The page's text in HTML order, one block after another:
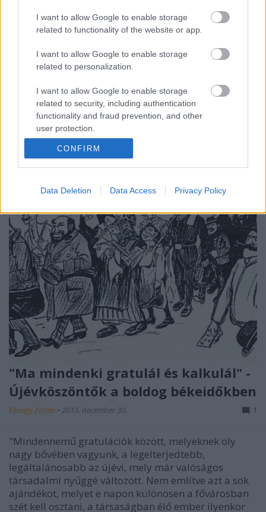
I want to allow Google to enable storage
related to functionality of the website or app.
I want to allow Google to enable storage
related to personalization.
I want to allow Google to enable storage
related to security, including authentication
functionality and fraud prevention, and other
user protection.
CONFIRM
Data Deletion Data Access Privacy Policy
"Tiszta örömet vásárol magának
minden ember" - Karácsonyi
készülődés a boldog békeidőkben
Fónagy Zoltán• 2013. december 31.
"Nincs olyan víg vásár egy is a világon, mint a
karácsoni vásár. Ennek a vígsága egészen másnemű,
zajtalanabb, szelídebb, családiasabb, majdnem azt
mondom: szentebb. Itt muzsikaszó nincs, pecsenyés-
sátor, meg lacikonyha sincs, sarkantyú-pengés meg
héjje-hujja sincs, részeg ember sem találkozik, -…
"Ma mindenki gratulál és kalkulál" -
Újévköszöntők a boldog békeidőkben
Fónagy Zoltán • 2013. december 30. 1
"Mindennemű gratulációk között, melyeknek oly
nagy bővében vagyunk, a legelterjedtebb,
legáltalánosabb az újévi, mely már valóságos
társadalmi nyűggé változott. Nem említve azt a sok
ajándékot, melyet e napon különösen a fővárosban
szét kell osztani, a társaságban élő ember ilyenkor